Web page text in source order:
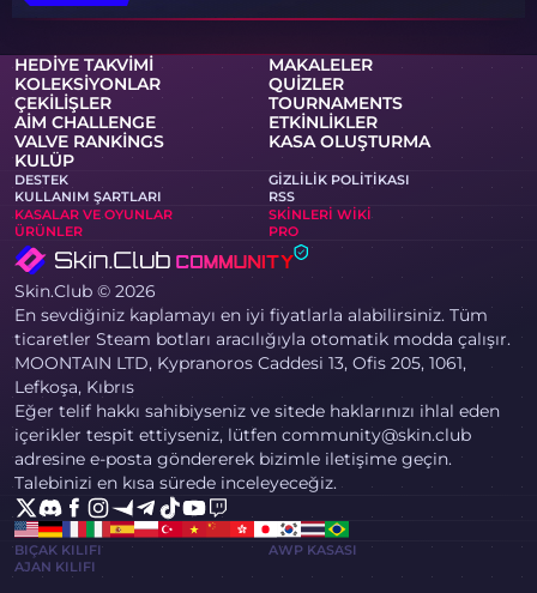
HEDIYE TAKVIMI
MAKALELER
KOLEKSIYONLAR
QUIZLER
ÇEKILIŞLER
TOURNAMENTS
AIM CHALLENGE
ETKINLIKLER
VALVE RANKINGS
KASA OLUŞTURMA
KULÜP
DESTEK
GIZLILIK POLITIKASI
KULLANIM ŞARTLARI
RSS
KASALAR VE OYUNLAR
SKINLERI WIKI
ÜRÜNLER
PRO
Skin.Club © 2026
En sevdiğiniz kaplamayı en iyi fiyatlarla alabilirsiniz. Tüm
ticaretler Steam botları aracılığıyla otomatik modda çalışır.
MOONTAIN LTD, Kypranoros Caddesi 13, Ofis 205, 1061,
Lefkoşa, Kıbrıs
Eğer telif hakkı sahibiyseniz ve sitede haklarınızı ihlal eden
içerikler tespit ettiyseniz, lütfen community@skin.club
adresine e-posta göndererek bizimle iletişime geçin.
Talebinizi en kısa sürede inceleyeceğiz.
BIÇAK KILIFI
AWP KASASI
AJAN KILIFI